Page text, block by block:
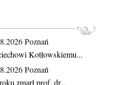
Poznań
Kotłowskiemu...
Poznań
zmarł prof. dr...